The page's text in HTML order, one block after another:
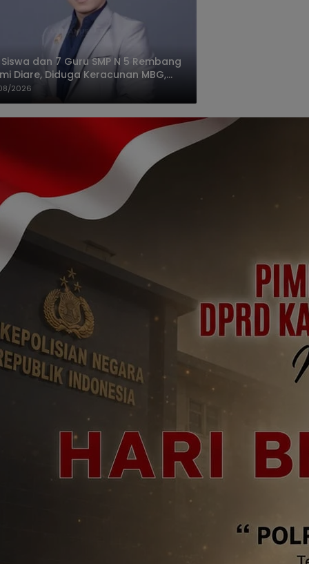
Siswa dan 7 Guru SMP N 5 Rembang
Diare, Diduga Keracunan MBG,
Harus Tanggung Jawab
2026